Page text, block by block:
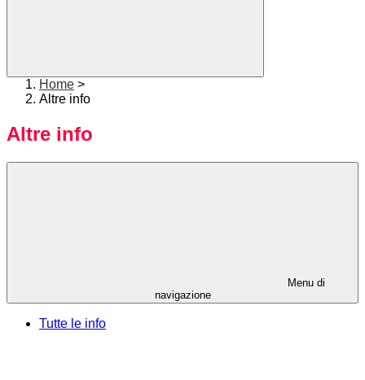
Home >
Altre info
Altre info
Menu di
navigazione
Tutte le info